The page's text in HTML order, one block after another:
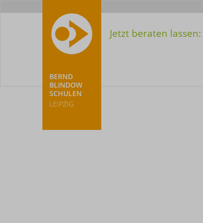
Jetzt beraten lassen:
BERND
BLINDOW
SCHULEN
LEIPZIG